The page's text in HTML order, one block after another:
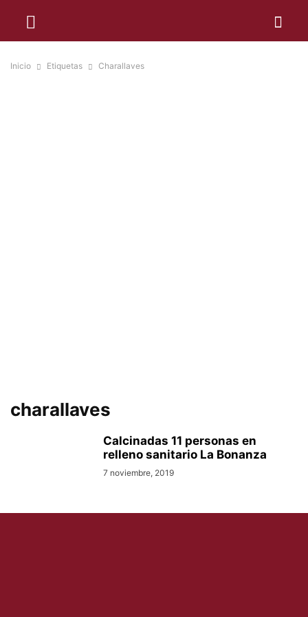
Inicio Etiquetas Charallaves
charallaves
Calcinadas 11 personas en
relleno sanitario La Bonanza
7 noviembre, 2019